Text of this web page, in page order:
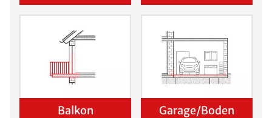
Balkon Garage/Boden